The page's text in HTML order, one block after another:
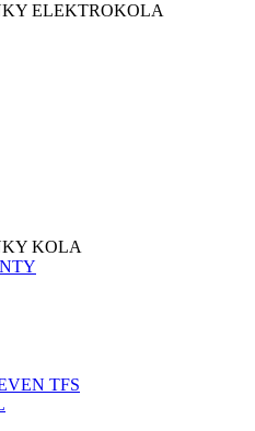
ELEKTROKOLA
KOLA
TFS